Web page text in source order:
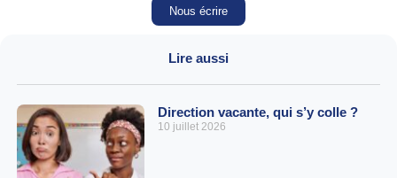
Nous écrire
Lire aussi
Direction vacante, qui s’y colle ?
10 juillet 2026